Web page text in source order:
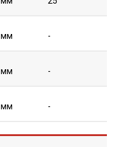
мм -
мм -
мм -